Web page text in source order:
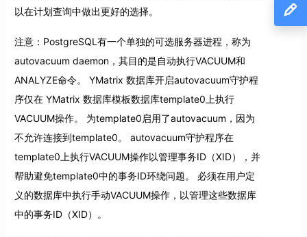
以在计划查询中做出更好的选择。
注意：PostgreSQL有一个单独的可选服务器进程，称为
autovacuum daemon，其目的是自动执行VACUUM和
ANALYZE命令。 YMatrix 数据库开启autovacuum守护程
序仅在 YMatrix 数据库模板数据库template0上执行
VACUUM操作。 为template0启用了autovacuum，因为
不允许连接到template0。 autovacuum守护程序在
template0上执行VACUUM操作以管理事务ID（XID），并
帮助避免template0中的事务ID环绕问题。 必须在用户定
义的数据库中执行手动VACUUM操作，以管理这些数据库
中的事务ID（XID）。